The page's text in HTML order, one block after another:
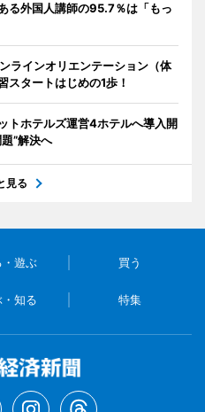
る外国人講師の95.7％は「もっ
ラインオリエンテーション（体
スタートはじめの1歩！
トホテルズ運営4ホテルへ導入開
”解決へ
見る
・遊ぶ 買う
知る 特集